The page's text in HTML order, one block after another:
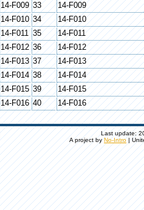
14-F009 33
14-F009
14-F010 34
14-F010
14-F011 35
14-F011
14-F012 36
14-F012
14-F013 37
14-F013
14-F014 38
14-F014
14-F015 39
14-F015
14-F016 40 14-F016
Last update:
A project byNo-Intro|